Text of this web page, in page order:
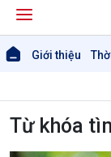
Giới thiệu
Từ khóa